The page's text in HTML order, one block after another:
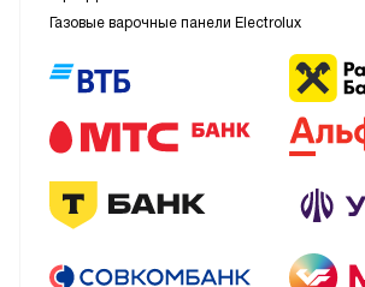
Газовые варочные панели Electrolux